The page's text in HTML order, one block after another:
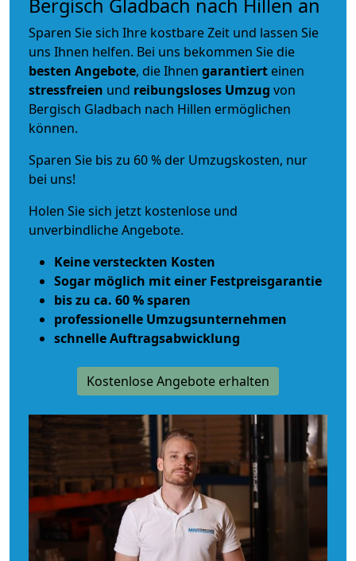
Bergisch Gladbach nach Hillen an
Sparen Sie sich Ihre kostbare Zeit und lassen Sie
uns Ihnen helfen. Bei uns bekommen Sie die
besten Angebote, die Ihnen garantiert einen
stressfreien und reibungsloses Umzug von
Bergisch Gladbach nach Hillen ermöglichen
können.
Sparen Sie bis zu 60 % der Umzugskosten, nur
bei uns!
Holen Sie sich jetzt kostenlose und
unverbindliche Angebote.
Keine versteckten Kosten
Sogar möglich mit einer Festpreisgarantie
bis zu ca. 60 % sparen
professionelle Umzugsunternehmen
schnelle Auftragsabwicklung
Kostenlose Angebote erhalten